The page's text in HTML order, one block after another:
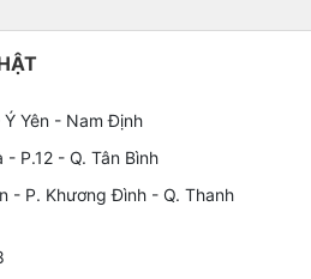
Yên - Nam Định
- P.12 - Q. Tân Bình
- P. Khương Đình - Q. Thanh